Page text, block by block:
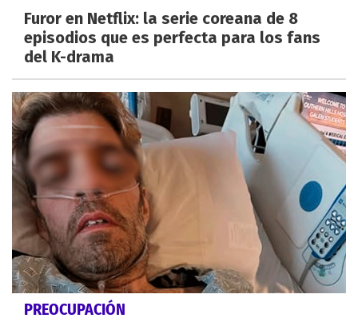
Furor en Netflix: la serie coreana de 8
episodios que es perfecta para los fans
del K-drama
PREOCUPACIÓN